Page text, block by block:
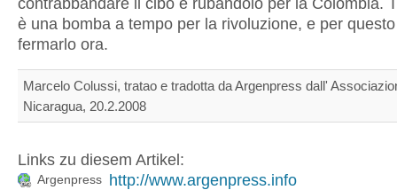
contrabbandare il cibo e rubandolo per la Colombia.
è una bomba a tempo per la rivoluzione, e per
fermarlo ora.
Marcelo Colussi, tratao e tradotta da Argenpress dall'
Nicaragua, 20.2.2008
Links zu diesem Artikel:
Argenpress http://www.argenpress.info